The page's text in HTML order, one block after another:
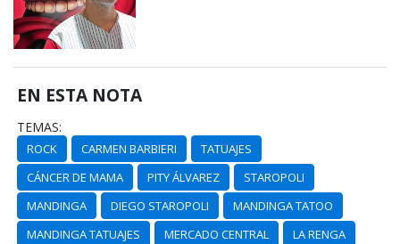
EN ESTA NOTA
TEMAS:
ROCK CARMEN BARBIERI
TATUAJES
CÁNCER DE MAMA
PITY ÁLVAREZ
STAROPOLI
MANDINGA
DIEGO STAROPOLI
MANDINGA TATOO
MANDINGA TATUAJES
MERCADO CENTRAL
LA RENGA